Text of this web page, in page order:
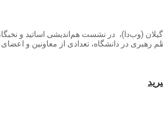
(وب‌دا)، در نشست هم‌اندیشی اساتید و
رهبری در دانشگاه، تعدادی از معاونین و